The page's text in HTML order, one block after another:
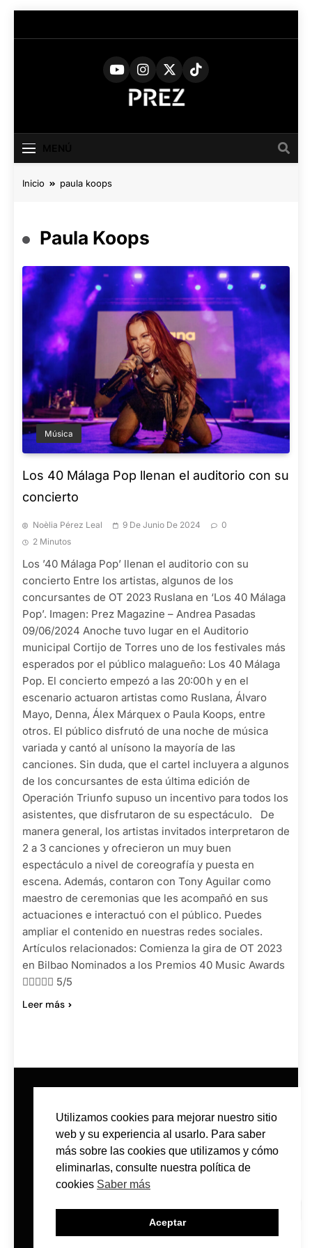
al
PREZ
MAGAZINE
Cultural
Inicio paula koops
Paula Koops
Música
Los 40 Málaga Pop llenan el auditorio con su
concierto
Noèlia Pérez Leal 9 De Junio De 2024
0
2 Minutos
Los ’40 Málaga Pop’ llenan el auditorio con su
concierto Entre los artistas, algunos de los
concursantes de OT 2023 Ruslana en ‘Los 40 Málaga
Pop’. Imagen: Prez Magazine – Andrea Pasadas
09/06/2024 Anoche tuvo lugar en el Auditorio
municipal Cortijo de Torres uno de los festivales más
esperados por el público malagueño: Los 40 Málaga
Pop. El concierto empezó a las 20:00 h y en el
escenario actuaron artistas como Ruslana, Álvaro
Mayo, Denna, Álex Márquex o Paula Koops, entre
otros. El público disfrutó de una noche de música
variada y cantó al unísono la mayoría de las
canciones. Sin duda, que el cartel incluyera a algunos
de los concursantes de esta última edición de
Operación Triunfo supuso un incentivo para todos los
asistentes, que disfrutaron de su espectáculo. De
manera general, los artistas invitados interpretaron de
2 a 3 canciones y ofrecieron un muy buen
espectáculo a nivel de coreografía y puesta en
escena. Además, contaron con Tony Aguilar como
maestro de ceremonias que les acompañó en sus
actuaciones e interactuó con el público. Puedes
ampliar el contenido en nuestras redes sociales.
Artículos relacionados: Comienza la gira de OT 2023
en Bilbao Nominados a los Premios 40 Music Awards
 5/5
Leer más
CONTACTO
POLÍTICA DE PRIVACIDAD
POLÍTICA DE COOKIES
Utilizamos cookies para mejorar nuestro sitio
web y su experiencia al usarlo. Para saber
más sobre las cookies que utilizamos y cómo
eliminarlas, consulte nuestra política de
cookies Saber más
Aceptar